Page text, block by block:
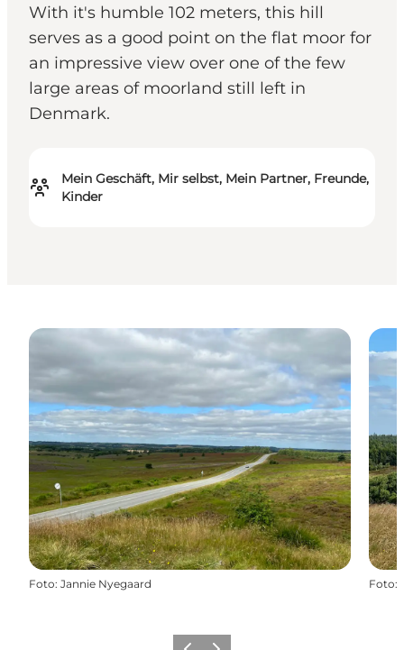
With it's humble 102 meters, this hill
serves as a good point on the flat moor for
an impressive view over one of the few
large areas of moorland still left in
Denmark.
Mein Geschäft, Mir selbst, Mein Partner, Freunde,
Kinder
Foto: Jannie Nyegaard Foto: